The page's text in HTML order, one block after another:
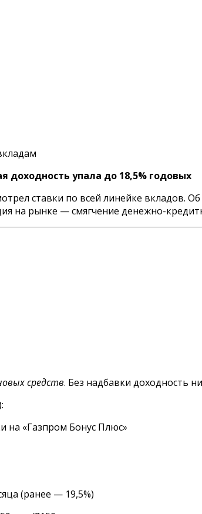
доходность упала до 18,5% годовых
ставки по всей линейке вкладов.
на рынке — смягчение денежно-
средств. Без надбавки доходность
на «Газпром Бонус Плюс»
(ранее — 19,5%)